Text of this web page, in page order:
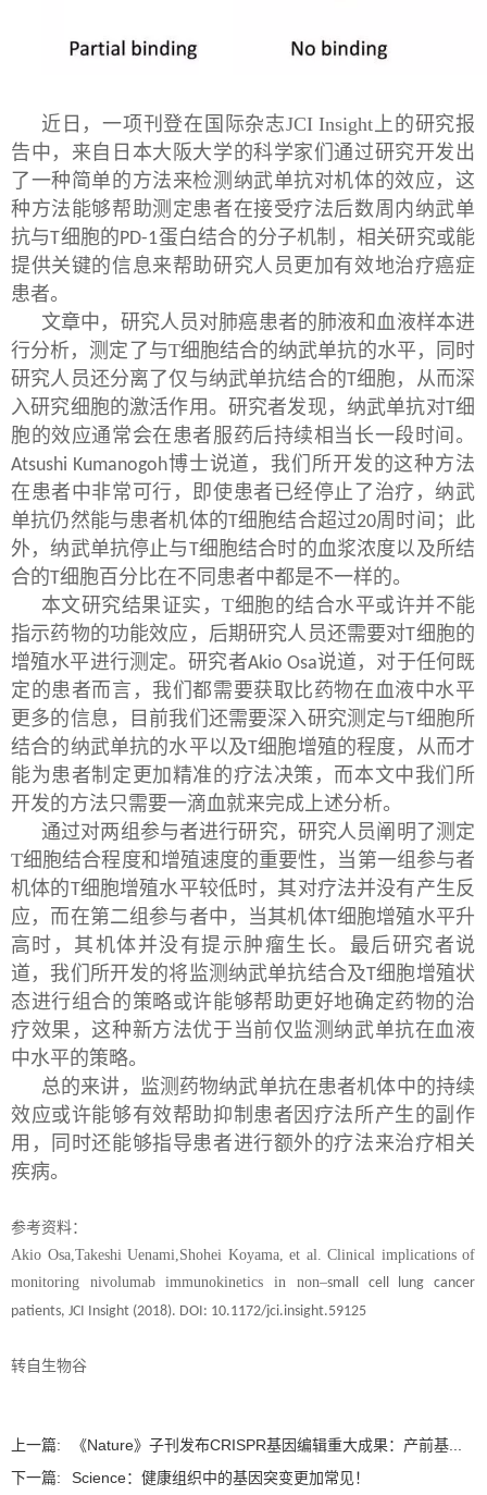
近日，一项刊登在国际杂志JCI Insight上的研究报
告中，来自日本大阪大学的科学家们通过研究开发出
了一种简单的方法来检测纳武单抗对机体的效应，这
种方法能够帮助测定患者在接受疗法后数周内纳武单
抗与T细胞的PD-1蛋白结合的分子机制，相关研究或能
提供关键的信息来帮助研究人员更加有效地治疗癌症
患者。
文章中，研究人员对肺癌患者的肺液和血液样本进
行分析，测定了与T细胞结合的纳武单抗的水平，同时
研究人员还分离了仅与纳武单抗结合的T细胞，从而深
入研究细胞的激活作用。研究者发现，纳武单抗对T细
胞的效应通常会在患者服药后持续相当长一段时间。
Atsushi Kumanogoh博士说道，我们所开发的这种方法
在患者中非常可行，即使患者已经停止了治疗，纳武
单抗仍然能与患者机体的T细胞结合超过20周时间；此
外，纳武单抗停止与T细胞结合时的血浆浓度以及所结
合的T细胞百分比在不同患者中都是不一样的。
本文研究结果证实，T细胞的结合水平或许并不能
指示药物的功能效应，后期研究人员还需要对T细胞的
增殖水平进行测定。研究者Akio Osa说道，对于任何既
定的患者而言，我们都需要获取比药物在血液中水平
更多的信息，目前我们还需要深入研究测定与T细胞所
结合的纳武单抗的水平以及T细胞增殖的程度，从而才
能为患者制定更加精准的疗法决策，而本文中我们所
开发的方法只需要一滴血就来完成上述分析。
通过对两组参与者进行研究，研究人员阐明了测定
T细胞结合程度和增殖速度的重要性，当第一组参与者
机体的T细胞增殖水平较低时，其对疗法并没有产生反
应，而在第二组参与者中，当其机体T细胞增殖水平升
高时，其机体并没有提示肿瘤生长。最后研究者说
道，我们所开发的将监测纳武单抗结合及T细胞增殖状
态进行组合的策略或许能够帮助更好地确定药物的治
疗效果，这种新方法优于当前仅监测纳武单抗在血液
中水平的策略。
总的来讲，监测药物纳武单抗在患者机体中的持续
效应或许能够有效帮助抑制患者因疗法所产生的副作
用，同时还能够指导患者进行额外的疗法来治疗相关
疾病。
参考资料：
Akio Osa,Takeshi Uenami,Shohei Koyama, et al. Clinical implications of
monitoring nivolumab immunokinetics in non–small cell lung cancer
patients, JCI Insight (2018). DOI: 10.1172/jci.insight.59125
转自生物谷
上一篇:
《Nature》子刊发布CRISPR基因编辑重大成果：产前基...
下一篇:
Science：健康组织中的基因突变更加常见！